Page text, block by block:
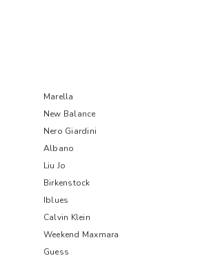
Marella
New Balance
Nero Giardini
Albano
Liu Jo
Birkenstock
Iblues
Calvin Klein
Weekend Maxmara
Guess